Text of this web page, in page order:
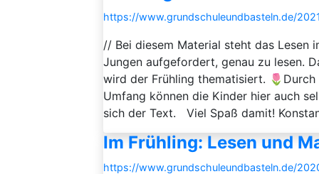
https://www.grundschuleundbasteln.de/
// Bei diesem Material steht das Lesen
Jungen aufgefordert, genau zu lesen.
wird der Frühling thematisiert.
Umfang können die Kinder hier auch
sich der Text. Viel Spaß damit!
Im Frühling: Lesen und
https://www.grundschuleundbasteln.de/